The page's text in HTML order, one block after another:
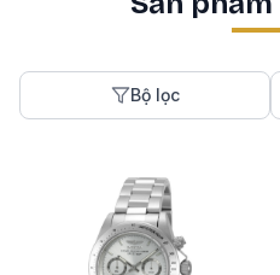
Bộ lọc